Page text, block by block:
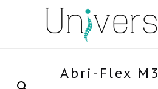
Abri-Flex M3